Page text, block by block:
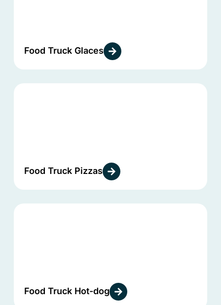
Food Truck Glaces
Food Truck Pizzas
Food Truck Hot-dog